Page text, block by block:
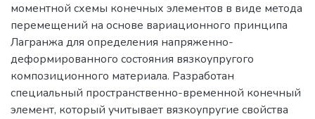
моментной схемы конечных элементов в виде метода
перемещений на основе вариационного принципа
Лагранжа для определения напряженно-
деформированного состояния вязкоупругого
композиционного материала. Разработан
специальный пространственно-временной конечный
элемент, который учитывает вязкоупругие свойства